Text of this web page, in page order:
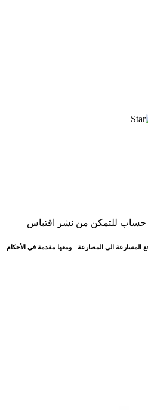
حساب للتمكن من نشر اقتباس
المسارعة الى المصارعة - ومعها مقدمة في الأحكام